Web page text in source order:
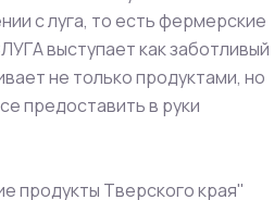
с луга, то есть фермерские
выступает как заботливый
не только продуктами, но
предоставить в руки
продукты Тверского края"